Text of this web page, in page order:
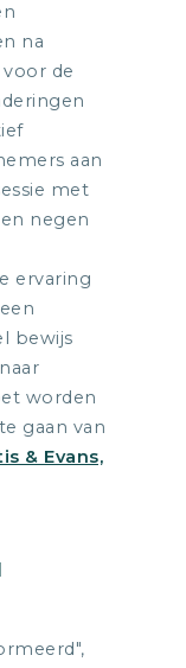
na
de
aan
met
negen
ervaring
bewijs
worden
gaan van
& Evans,